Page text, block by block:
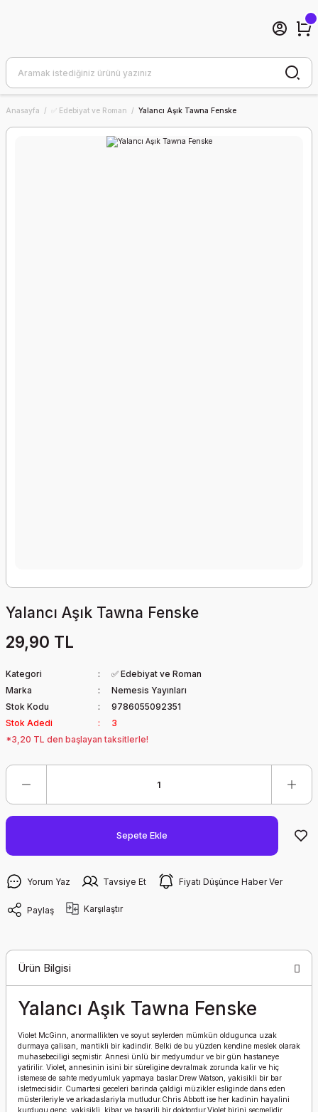
Anasayfa ✅ Edebiyat ve Roman Yalancı Aşık Tawna Fenske
Yalancı Aşık Tawna Fenske
29,90 TL
Kategori
✅ Edebiyat ve Roman
Marka
Nemesis Yayınları
Stok Kodu
9786055092351
Stok Adedi
3
*3,20 TL den başlayan taksitlerle!
Sepete Ekle
Yorum Yaz Tavsiye Et Fiyatı Düşünce Haber Ver
Paylaş Karşılaştır
Ürün Bilgisi
Yalancı Aşık Tawna Fenske
Violet McGinn, anormallikten ve soyut seylerden mümkün oldugunca uzak
durmaya çalisan, mantikli bir kadindir. Belki de bu yüzden kendine meslek olarak
muhasebeciligi seçmistir. Annesi ünlü bir medyumdur ve bir gün hastaneye
yatirilir. Violet, annesinin isini bir süreligine devralmak zorunda kalir ve hiç
istemese de sahte medyumluk yapmaya baslar.Drew Watson, yakisikli bir bar
isletmecisidir. Cumartesi geceleri barinda çaldigi müzikler esliginde dans eden
müsterileriyle ve arkadaslariyla mutludur.Chris Abbott ise her kadinin hayalini
kurdugu genç, yakisikli, kibar ve basarili bir doktordur.Violet birini seçmelidir.